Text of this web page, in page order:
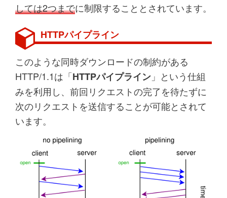
しては2つまでに制限することとされています。
HTTPパイプライン
このような同時ダウンロードの制約がある
HTTP/1.1は「HTTPパイプライン 」という仕組
みを利用し、前回リクエストの完了を待たずに
次のリクエストを送信することが可能とされて
います。